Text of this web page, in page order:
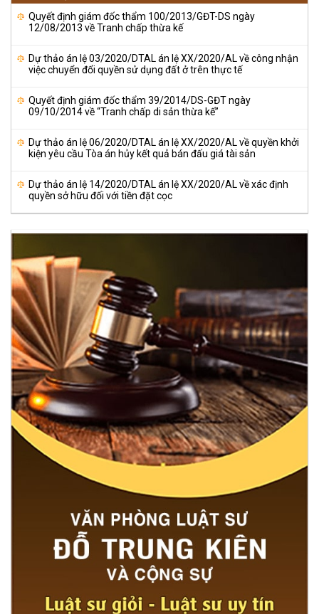
Quyết định giám đốc thẩm 100/2013/GĐT-DS ngày
12/08/2013 về Tranh chấp thừa kế
Dự thảo án lệ 03/2020/DTAL án lệ XX/2020/AL về công nhận
việc chuyển đổi quyền sử dụng đất ở trên thực tế
Quyết định giám đốc thẩm 39/2014/DS-GĐT ngày
09/10/2014 về “Tranh chấp di sản thừa kế”
Dự thảo án lệ 06/2020/DTAL án lệ XX/2020/AL về quyền khởi
kiện yêu cầu Tòa án hủy kết quả bán đấu giá tài sản
Dự thảo án lệ 14/2020/DTAL án lệ XX/2020/AL về xác định
quyền sở hữu đối với tiền đặt cọc